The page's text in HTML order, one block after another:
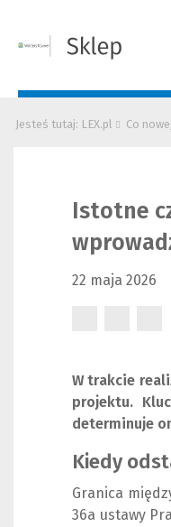
Jesteś tutaj: LEX.pl Co
Istotne
22 maja 2026
W trakcie
projektu.
determinuje
Kiedy
Granica
36a ustawy